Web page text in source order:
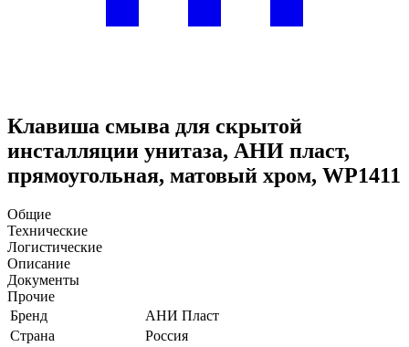
Клавиша смыва для скрытой
инсталляции унитаза, АНИ пласт,
прямоугольная, матовый хром, WP1411
Общие
Технические
Логистические
Описание
Документы
Прочие
Бренд
АНИ Пласт
Страна
Россия